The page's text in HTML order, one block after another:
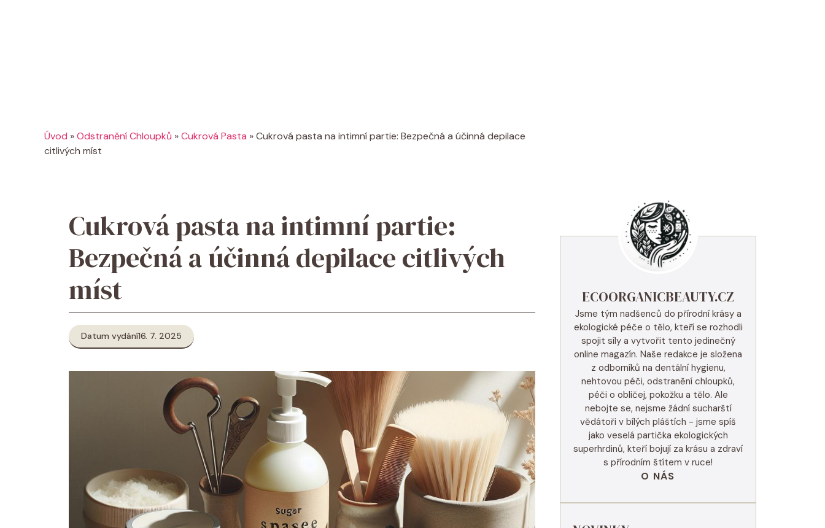
Úvod »Odstranění Chloupků »Cukrová Pasta »Cukrová pasta na intimní partie: Bezpečná a účinná depilace
citlivých míst
Cukrová pasta na intimní partie:
Bezpečná a účinná depilace citlivých
míst
Datum vydání16. 7. 2025
ECOORGANICBEAUTY.CZ
Jsme tým nadšenců do přírodní krásy a
ekologické péče o tělo, kteří se rozhodli
spojit síly a vytvořit tento jedinečný
online magazín. Naše redakce je složena
z odborníků na dentální hygienu,
nehtovou péči, odstranění chloupků,
péči o obličej, pokožku a tělo. Ale
nebojte se, nejsme žádní sucharští
vědátoři v bílých pláštích - jsme spíš
jako veselá partička ekologických
superhrdinů, kteří bojují za krásu a zdraví
s přírodním štítem v ruce!
O NÁS